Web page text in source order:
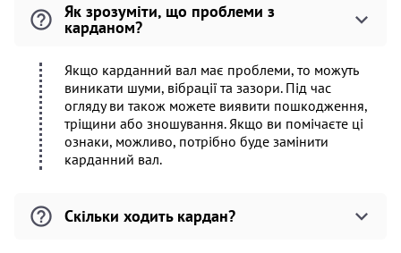
Як зрозуміти, що проблеми з
карданом?
Якщо карданний вал має проблеми, то можуть
виникати шуми, вібрації та зазори. Під час
огляду ви також можете виявити пошкодження,
тріщини або зношування. Якщо ви помічаєте ці
ознаки, можливо, потрібно буде замінити
карданний вал.
Скільки ходить кардан?